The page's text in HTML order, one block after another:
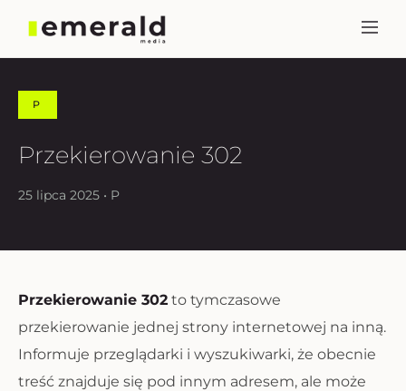
P
Przekierowanie 302
25 lipca 2025 • P
Przekierowanie 302 to tymczasowe
przekierowanie jednej strony internetowej na inną.
Informuje przeglądarki i wyszukiwarki, że obecnie
treść znajduje się pod innym adresem, ale może